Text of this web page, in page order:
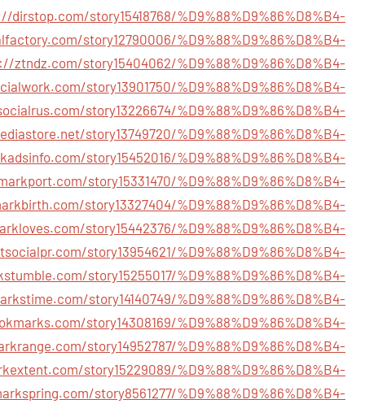
dirstop.com/story15418768/%D9%88%D9%86%D8%B4-
story12790006/%D9%88%D9%86%D8%B4-
ztndz.com/story15404062/%D9%88%D9%86%D8%B4-
story13901750/%D9%88%D9%86%D8%B4-
story13226674/%D9%88%D9%86%D8%B4-
story13749720/%D9%88%D9%86%D8%B4-
story15452016/%D9%88%D9%86%D8%B4-
story15331470/%D9%88%D9%86%D8%B4-
story13327404/%D9%88%D9%86%D8%B4-
story15442376/%D9%88%D9%86%D8%B4-
story13954621/%D9%88%D9%86%D8%B4-
story15255017/%D9%88%D9%86%D8%B4-
story14140749/%D9%88%D9%86%D8%B4-
story14308169/%D9%88%D9%86%D8%B4-
story14952787/%D9%88%D9%86%D8%B4-
story15229089/%D9%88%D9%86%D8%B4-
story8561277/%D9%88%D9%86%D8%B4-